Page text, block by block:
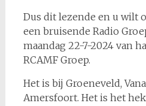
Dus dit lezende en u wilt
een bruisende Radio
maandag 22-7-2024 van
RCAMF Groep.
Het is bij Groeneveld,
Amersfoort. Het is het